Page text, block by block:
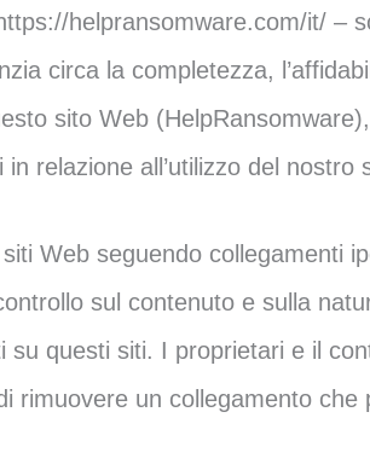
helpransomware.com/it/ –
circa la completezza,
sito Web
relazione all’utilizzo del nostro
Web seguendo collegamenti
sul contenuto e sulla
questi siti. I proprietari e il
rimuovere un collegamento